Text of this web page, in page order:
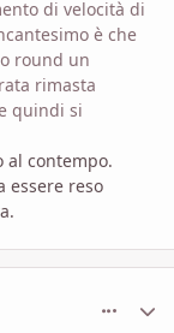
di velocità di
è che
round un
rimasta
quindi si
al contempo.
essere reso